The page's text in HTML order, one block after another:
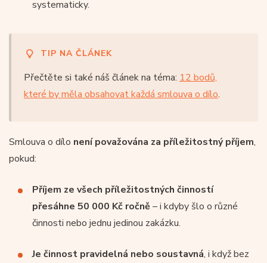
systematicky.
TIP NA ČLÁNEK
Přečtěte si také náš článek na téma: 12 bodů,
které by měla obsahovat každá smlouva o dílo.
Smlouva o dílo není považována za příležitostný příjem,
pokud:
Příjem ze všech příležitostných činností
přesáhne 50 000 Kč ročně – i kdyby šlo o různé
činnosti nebo jednu jedinou zakázku.
Je činnost pravidelná nebo soustavná, i když bez